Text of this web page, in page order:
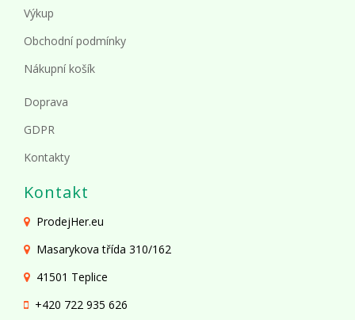
Výkup
Obchodní podmínky
Nákupní košík
Doprava
GDPR
Kontakty
Kontakt
ProdejHer.eu
Masarykova třída 310/162
41501 Teplice
+420 722 935 626